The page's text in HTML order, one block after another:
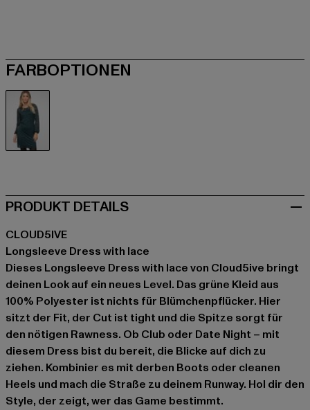
FARBOPTIONEN
PRODUKT DETAILS
CLOUD5IVE
Longsleeve Dress with lace
Dieses Longsleeve Dress with lace von Cloud5ive bringt
deinen Look auf ein neues Level. Das grüne Kleid aus
100% Polyester ist nichts für Blümchenpflücker. Hier
sitzt der Fit, der Cut ist tight und die Spitze sorgt für
den nötigen Rawness. Ob Club oder Date Night – mit
diesem Dress bist du bereit, die Blicke auf dich zu
ziehen. Kombinier es mit derben Boots oder cleanen
Heels und mach die Straße zu deinem Runway. Hol dir den
Style, der zeigt, wer das Game bestimmt.